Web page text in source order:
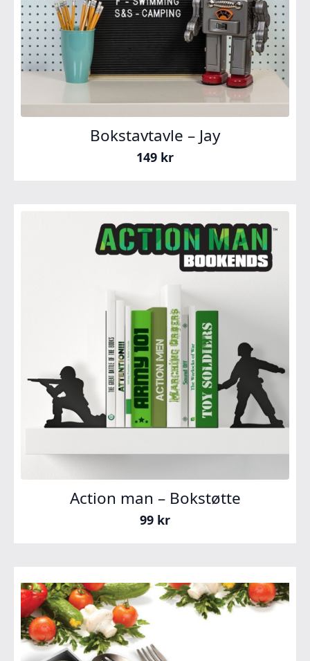
Bokstavtavle – Jay
149 kr
Action man – Bokstøtte
99 kr